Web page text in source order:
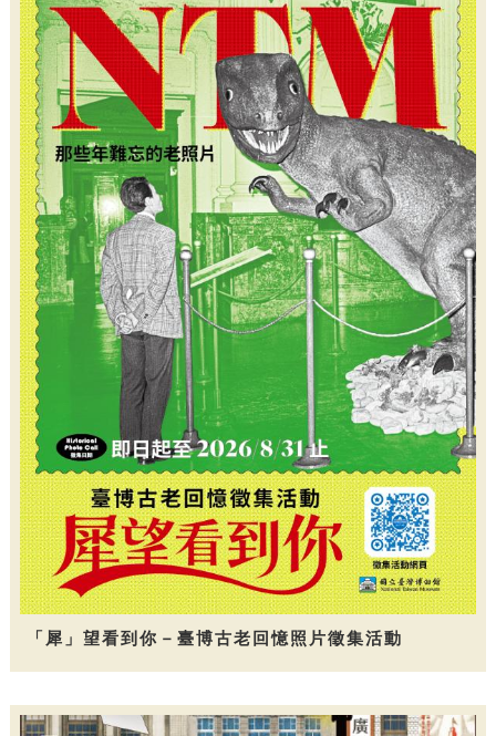
「犀」望看到你－臺博古老回憶照片徵集活動